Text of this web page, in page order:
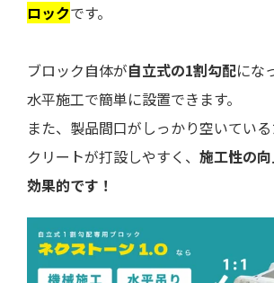
ロックです。
ブロック自体が自立式の1割勾配にな
水平施工で簡単に設置できます。
また、製品間口がしっかり空いてい
クリートが打設しやすく、 施工性の
効果的です！